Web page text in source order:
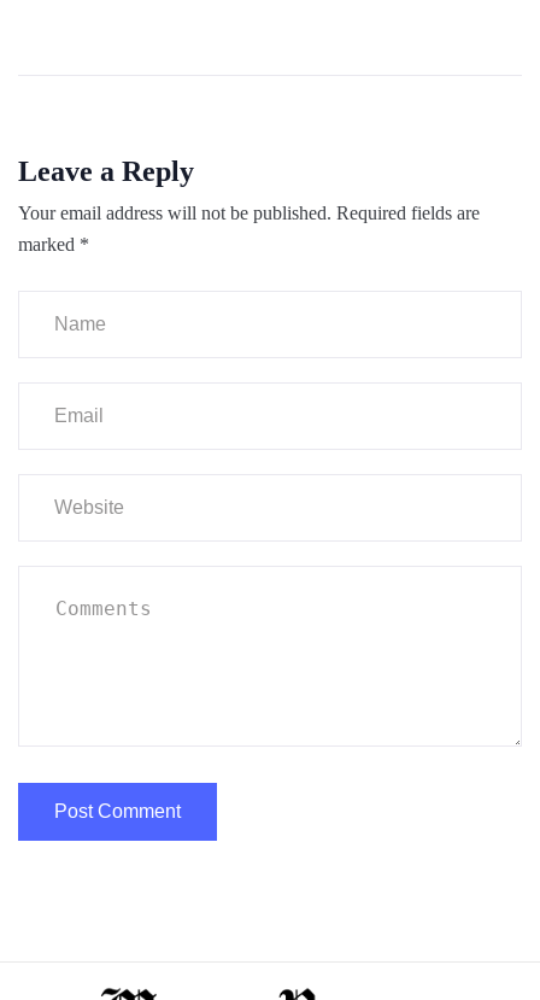
Leave a Reply
Your email address will not be published. Required fields are
marked *